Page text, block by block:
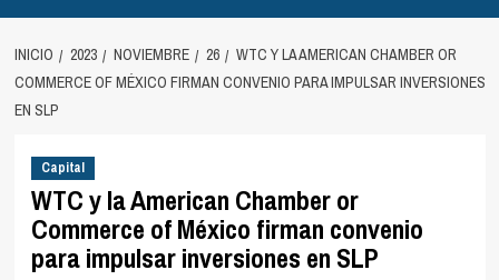
INICIO 2023 NOVIEMBRE 26
WTC Y LA AMERICAN CHAMBER OR
COMMERCE OF MÉXICO FIRMAN CONVENIO PARA IMPULSAR INVERSIONES
EN SLP
Capital
WTC y la American Chamber or
Commerce of México firman convenio
para impulsar inversiones en SLP